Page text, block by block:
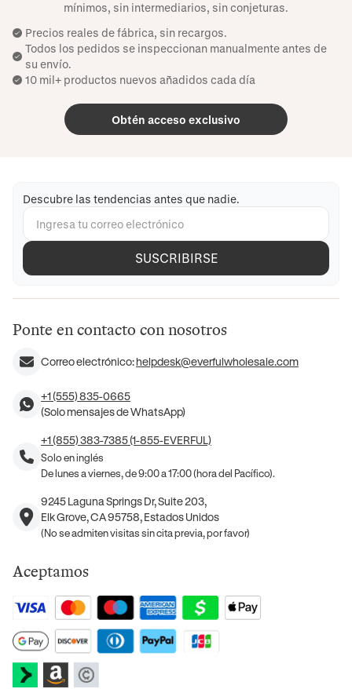
mínimos, sin intermediarios, sin conjeturas.
Precios reales de fábrica, sin recargos.
Todos los pedidos se inspeccionan manualmente antes de
su envío.
10 mil+ productos nuevos añadidos cada día
Obtén acceso exclusivo
Descubre las tendencias antes que nadie.
SUSCRIBIRSE
Ponte en contacto con nosotros
Correo electrónico:helpdesk@everfulwholesale.com
+1 (555) 835-0665
(Solo mensajes de WhatsApp)
+1 (855) 383-7385 (1-855-EVERFUL)
Solo en inglés
De lunes a viernes, de 9:00 a 17:00 (hora del Pacífico).
9245 Laguna Springs Dr, Suite 203,
Elk Grove, CA 95758, Estados Unidos
(No se admiten visitas sin cita previa, por favor)
Aceptamos